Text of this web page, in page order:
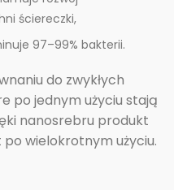
ściereczki,
97–99% bakterii.
do zwykłych
po jednym użyciu stają
nanosrebru produkt
wielokrotnym użyciu.